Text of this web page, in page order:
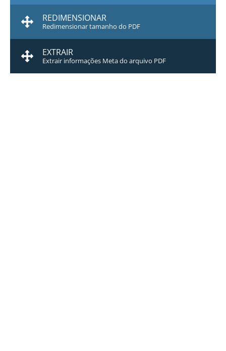
REDIMENSIONAR
Redimensionar tamanho do PDF
EXTRAIR
Extrair informações Meta do arquivo PDF